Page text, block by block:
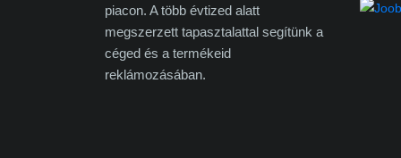
piacon. A több évtized alatt
megszerzett tapasztalattal segítünk a
céged és a termékeid
reklámozásában.